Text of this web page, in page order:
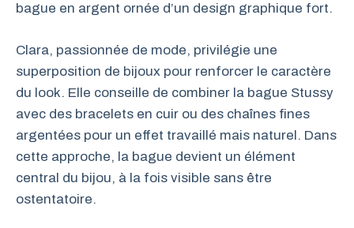
bague en argent ornée d’un design graphique fort.
Clara, passionnée de mode, privilégie une
superposition de bijoux pour renforcer le caractère
du look. Elle conseille de combiner la bague Stussy
avec des bracelets en cuir ou des chaînes fines
argentées pour un effet travaillé mais naturel. Dans
cette approche, la bague devient un élément
central du bijou, à la fois visible sans être
ostentatoire.